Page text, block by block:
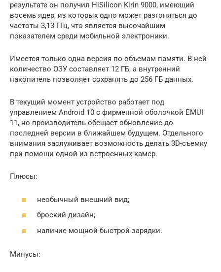
результате он получил HiSilicon Kirin 9000, имеющий
восемь ядер, из которых одно может разгоняться до
частоты 3,13 ГГц, что является высочайшим
показателем среди мобильной электроники.
Имеется только одна версия по объемам памяти. В ней
количество ОЗУ составляет 12 ГБ, а внутренний
накопитель позволяет сохранять до 256 ГБ данных.
В текущий момент устройство работает под
управлением Android 10 с фирменной оболочкой EMUI
11, но производитель обещает обновление до
последней версии в ближайшем будущем. Отдельного
внимания заслуживает возможность делать 3D-съемку
при помощи одной из встроенных камер.
Плюсы:
необычный внешний вид;
броский дизайн;
наличие мощной быстрой зарядки.
Минусы: